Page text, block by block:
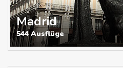
Madrid
544 Ausflüge